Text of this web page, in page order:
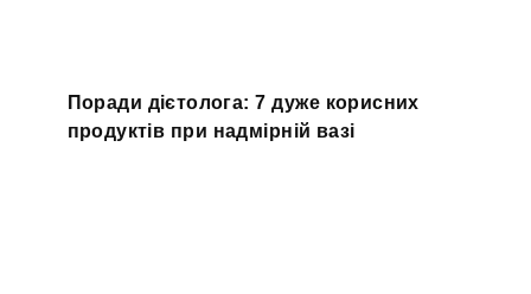
Поради дієтолога: 7 дуже корисних
продуктів при надмірній вазі